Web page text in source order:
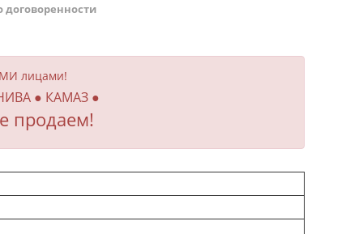
договоренности
лицами!
● КАМАЗ ●
продаем!